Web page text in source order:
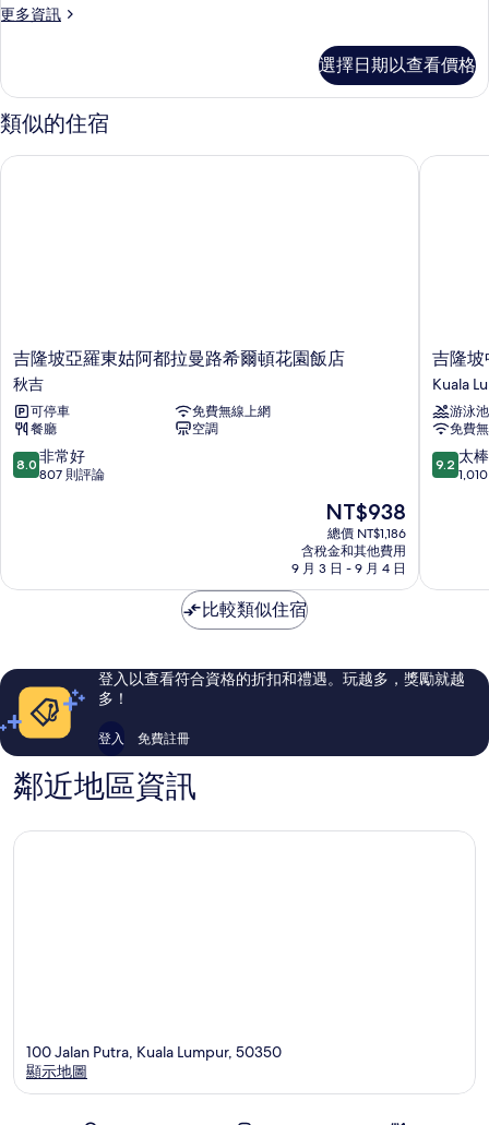
更多資訊
更
的
詳
情
選擇日期以查看價格
類似的住宿
吉
隆
坡
亞
羅
東
姑
希
園
飯
秋
吉隆坡亞羅東姑阿都拉曼路希爾頓花園飯店
秋吉
可停車
免費無線上網
餐廳
空調
8.0
分，
常
評
論
8.0 非常好
807 則評論
現
在
價
格
為
NT$938
總價 NT$1,186
含稅金和其他費用
9 月 3 日 - 9 月 4 日
吉隆坡亞羅東姑阿都拉曼路希爾頓花園飯店
吉
隆
坡
中
央
萬
豪
Kuala
吉隆坡
Kuala
游泳池
免費
9.2
分，
棒
評
論
9.2 太
吉隆坡
比較類似住宿
登入以查看符合資格的折扣和禮遇。玩越多，獎勵就越
多！
登入 免費註冊
鄰近地區資訊
100 Jalan Putra, Kuala Lumpur, 50350
顯示地圖